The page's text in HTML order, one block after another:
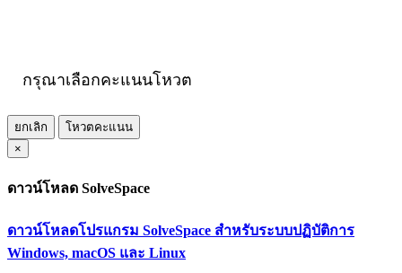
กรุณาเลือกคะแนนโหวต
ยกเลิก
โหวตคะแนน
×
ดาวน์โหลด SolveSpace
ดาวน์โหลดโปรแกรม SolveSpace สำหรับระบบปฏิบัติการ
Windows, macOS และ Linux